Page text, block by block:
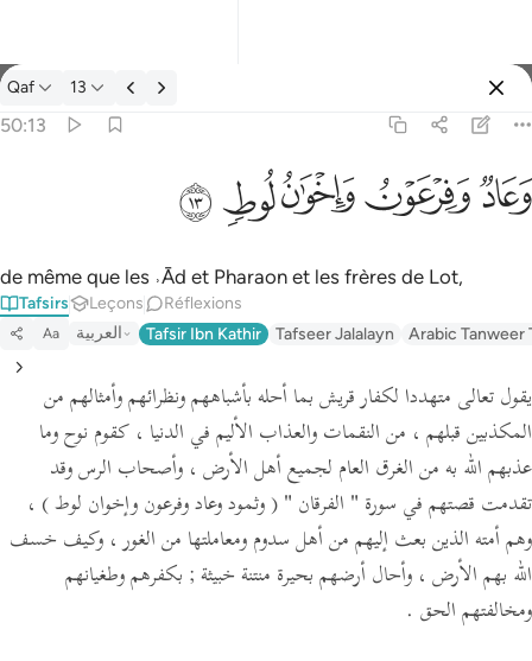
Tafsir: Qaf 50:13
Qaf 13
50:13
وَعَادٌۭ وَفِرْعَوْنُ وَإِخْوَٰنُ لُوطٍۢ ١٣
ﲳﲴﲵﲶﲷ
de même que les ˒Ād et Pharaon et les frères de Lot,
Tafsirs Leçons Réflexions
Aa العربية Tafsir Ibn Kathir Tafseer Jalalayn Arabic Tanweer
يقول تعالى متهددا لكفار قريش بما أحله بأشباههم ونظرائهم وأمثالهم من
المكذبين قبلهم ، من النقمات والعذاب الأليم في الدنيا ، كقوم نوح وما
عذبهم الله به من الغرق العام لجميع أهل الأرض ، وأصحاب الرس وقد
تقدمت قصتهم في سورة " الفرقان " ( وثمود وعاد وفرعون وإخوان لوط ) ،
وهم أمته الذين بعث إليهم من أهل سدوم ومعاملتها من الغور ، وكيف خسف
الله بهم الأرض ، وأحال أرضهم بحيرة منتنة خبيثة ; بكفرهم وطغيانهم
ومخالفتهم الحق .